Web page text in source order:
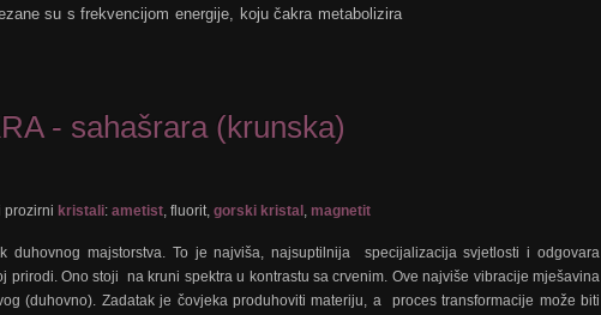
su s frekvencijom energije, koju čakra metabolizira
- sahašrara (krunska)
prozirni kristali: ametist, fluorit, gorski kristal , magnetit
duhovnog majstorstva. To je najviša, najsuptilnija specijalizacija svjetlosti i odgovara
prirodi. Ono stoji na kruni spektra u kontrastu sa crvenim. Ove najviše vibracije mješavina
(duhovno). Zadatak je čovjeka produhoviti materiju, a proces transformacije može biti